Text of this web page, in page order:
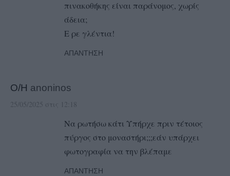
πινακοθήκης είναι παράνομος, χωρίς
άδεια;
Ε ρε γλέντια!
ΑΠΆΝΤΗΣΗ
Ο/Η anoninos
25/05/2025 στις 12:18
Να ρωτήσω κάτι Υπήρχε πριν τέτοιος
πύργος στο μοναστήρι;;;εάν υπάρχει
φωτογραφία να την βλέπαμε
ΑΠΆΝΤΗΣΗ